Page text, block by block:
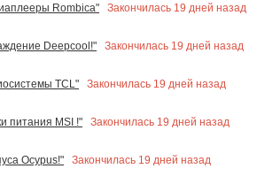
Rombica"
Закончилась 19 дней назад
Deepcool!"
Закончилась 19 дней назад
TCL"
Закончилась 19 дней назад
питания MSI !"
Закончилась 19 дней назад
Ocypus!"
Закончилась 19 дней назад